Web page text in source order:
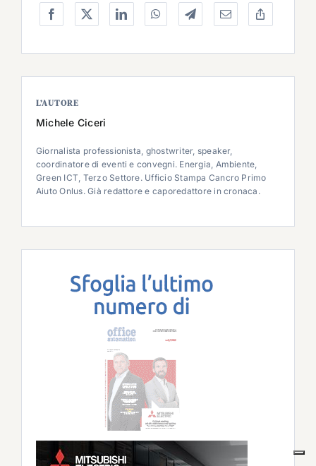
L’AUTORE
Michele Ciceri
Giornalista professionista, ghostwriter, speaker,
coordinatore di eventi e convegni. Energia, Ambiente,
Green ICT, Terzo Settore. Ufficio Stampa Cancro Primo
Aiuto Onlus. Già redattore e caporedattore in cronaca.